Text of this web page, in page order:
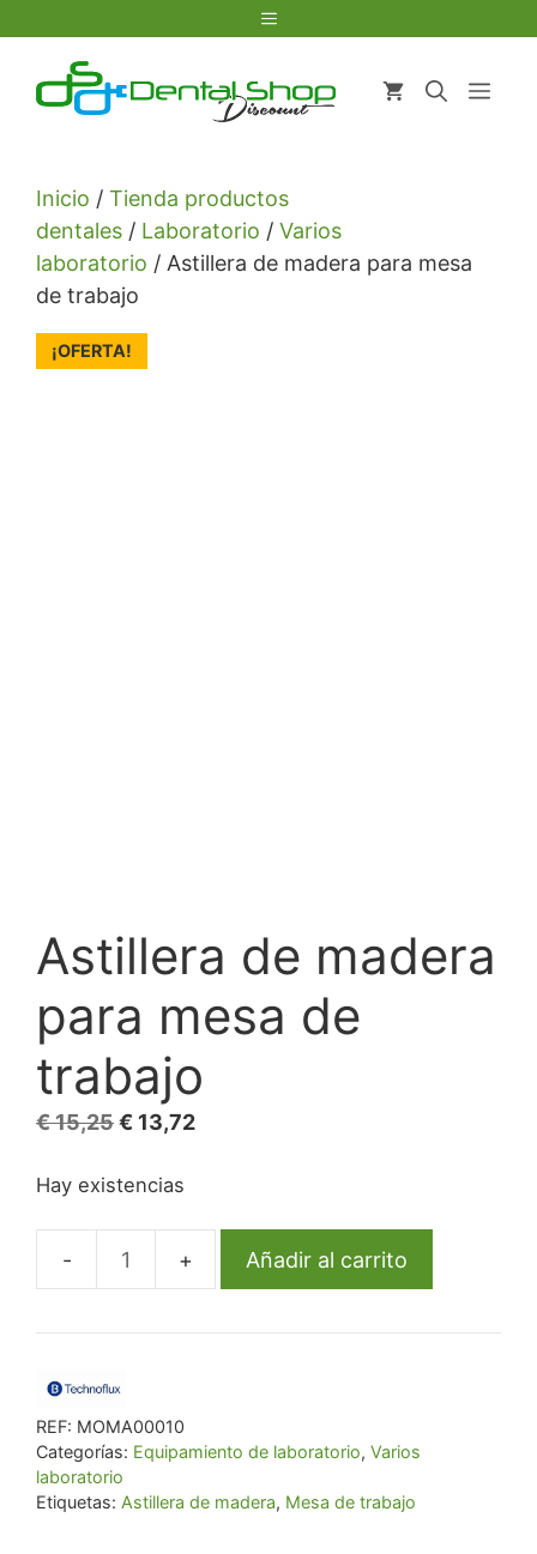
contenido
Menú
Inicio / Tienda productos
dentales / Laboratorio / Varios
laboratorio / Astillera de madera para mesa
de trabajo
¡OFERTA!
Astillera de madera
para mesa de
trabajo
€15,25El
original
€ 15,25.
€ 13,72El
€ 13,72.
Hay existencias
Astillera
madera
trabajo
cantidad
Añadir al carrito
REF: MOMA00010
Categorías: Equipamiento de laboratorio, Varios
laboratorio
Etiquetas: Astillera de madera, Mesa de trabajo